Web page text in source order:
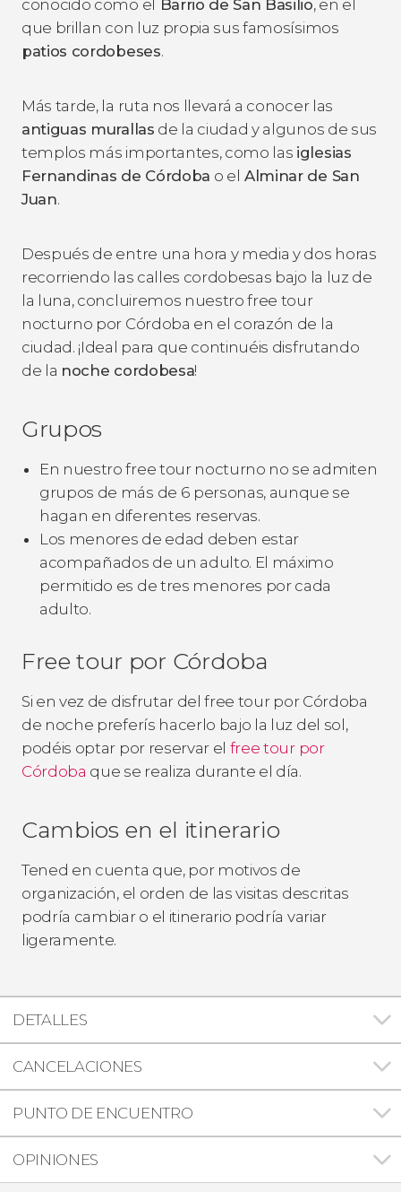
conocido como el Barrio de San Basilio, en el
que brillan con luz propia sus famosísimos
patios cordobeses.
Más tarde, la ruta nos llevará a conocer las
antiguas murallas de la ciudad y algunos de sus
templos más importantes, como las iglesias
Fernandinas de Córdoba o el Alminar de San
Juan.
Después de entre una hora y media y dos horas
recorriendo las calles cordobesas bajo la luz de
la luna, concluiremos nuestro free tour
nocturno por Córdoba en el corazón de la
ciudad. ¡Ideal para que continuéis disfrutando
de la noche cordobesa!
Grupos
En nuestro free tour nocturno no se admiten
grupos de más de 6 personas, aunque se
hagan en diferentes reservas.
Los menores de edad deben estar
acompañados de un adulto. El máximo
permitido es de tres menores por cada
adulto.
Free tour por Córdoba
Si en vez de disfrutar del free tour por Córdoba
de noche preferís hacerlo bajo la luz del sol,
podéis optar por reservar el free tour por
Córdoba que se realiza durante el día.
Cambios en el itinerario
Tened en cuenta que, por motivos de
organización, el orden de las visitas descritas
podría cambiar o el itinerario podría variar
ligeramente.
DETALLES
CANCELACIONES
PUNTO DE ENCUENTRO
OPINIONES